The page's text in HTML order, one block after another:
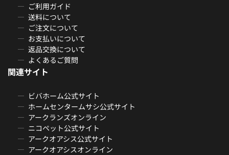
ご利用ガイド
送料について
ご注文について
お支払いについて
返品交換について
よくあるご質問
関連サイト
ビバホーム公式サイト
ホームセンタームサシ公式サイト
アークランズオンライン
ニコペット公式サイト
アークオアシス公式サイト
アークオアシスオンライン